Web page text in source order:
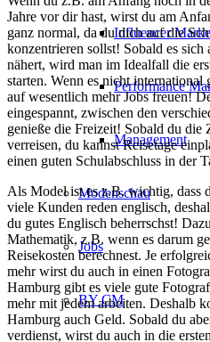
Influencer
Performance
Management
Modenschau
Jobs
BY CM
Jahre vor dir hast, wirst du am
ganz normal, da du dich auf die
konzentrieren sollst! Sobald es sich
nähert, wird man im Idealfall die
starten. Wenn es nicht international
auf wesentlich mehr Jobs freuen!
eingespannt, zwischen den
genieße die Freizeit! Sobald du die
verreisen, du kannst Reisetage
einen guten Schulabschluss in der
Als Model ist es z.B. wichtig, dass
viele Kunden reden englisch,
du gutes Englisch beherrschst!
Mathematik, z.B. wenn es darum
Reisekosten berechnest. Je
mehr wirst du auch in einen
Hamburg gibt es viele gute
mehr mit jedem arbeiten. Deshalb
Hamburg auch Geld. Sobald du
verdienst, wirst du auch in die